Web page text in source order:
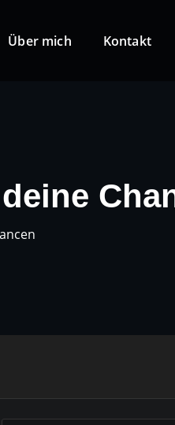
Über mich Kontakt